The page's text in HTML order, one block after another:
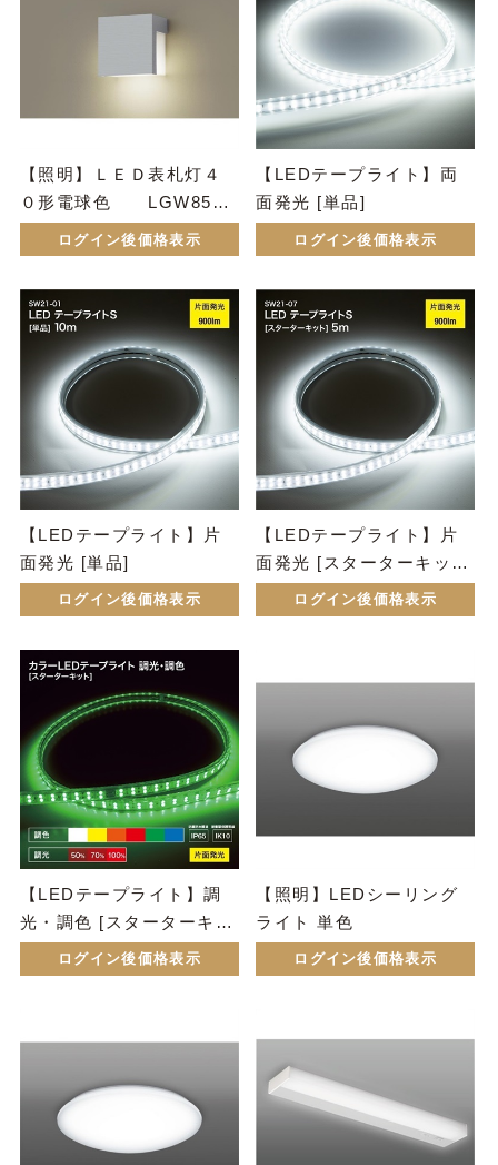
【照明】ＬＥＤ表札灯４
０形電球色 LGW8511
ログイン後価格表示
【LEDテープライト】両
面発光 [単品]
ログイン後価格表示
【LEDテープライト】片
面発光 [単品]
ログイン後価格表示
【LEDテープライト】片
面発光 [スターターキッ
ログイン後価格表示
【LEDテープライト】調
光・調色 [スターターキッ
ログイン後価格表示
【照明】LEDシーリング
ライト 単色
ログイン後価格表示